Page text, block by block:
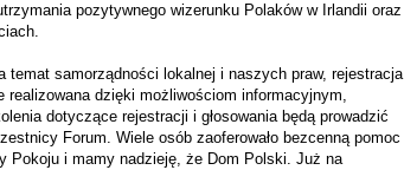
pozytywnego wizerunku Polaków w Irlandii oraz
samorządności lokalnej i naszych praw, rejestracja
realizowana dzięki możliwościom informacyjnym,
dotyczące rejestracji i głosowania będą prowadzić
Forum. Wiele osób zaoferowało bezcenną pomoc
Pokoju i mamy nadzieję, że Dom Polski. Już na